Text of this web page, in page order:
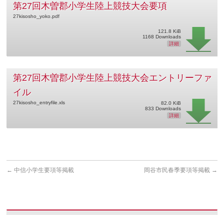
第27回木曽郡小学生陸上競技大会要項
27kisosho_yoko.pdf
121.8 KiB
1168 Downloads
詳細
第27回木曽郡小学生陸上競技大会エントリーファ
イル
27kisosho_entryfile.xls
82.0 KiB
833 Downloads
詳細
← 中信小学生要項等掲載 岡谷市民春季要項等掲載 →